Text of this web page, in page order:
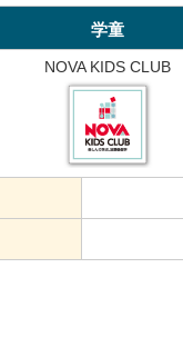
学童
NOVA KIDS CLUB